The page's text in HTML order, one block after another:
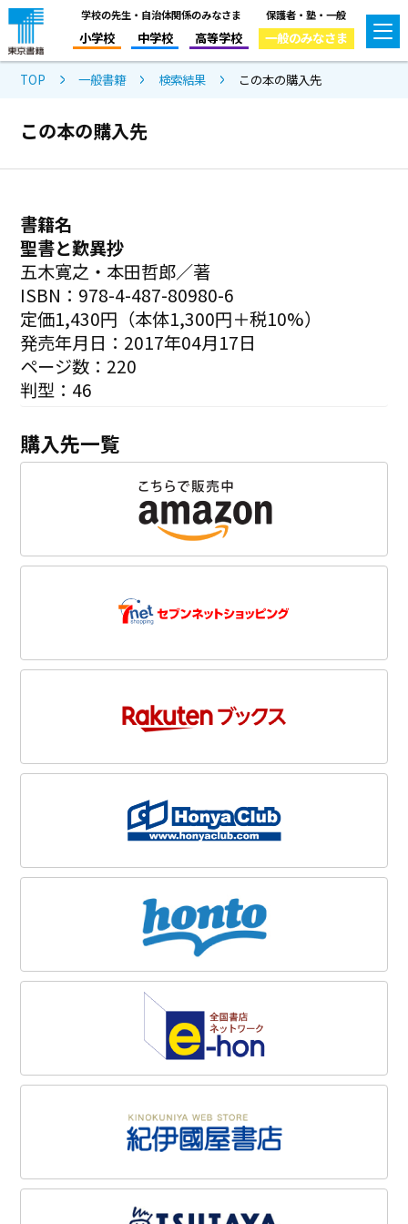
学校の先生・自治体関係のみなさま
小学校 中学校 高等学校
保護者・塾・一般
一般のみなさま
TOP 一般書籍 検索結果 この本の購入先
この本の購入先
書籍名
聖書と歎異抄
五木寛之・本田哲郎／著
ISBN：978-4-487-80980-6
定価1,430円（本体1,300円＋税10%）
発売年月日：2017年04月17日
ページ数：220
判型：46
購入先一覧